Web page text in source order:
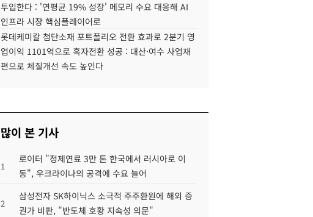
투입한다 : '연평균 19% 성장' 메모리 수요 대응해 AI
인프라 시장 핵심플레이어로
롯데케미칼 첨단소재 포트폴리오 전환 효과로 2분기 영
업이익 1101억으로 흑자전환 성공 : 대산·여수 사업재
편으로 체질개선 속도 높인다
많이 본 기사
1
로이터 "정제연료 3만 톤 한국에서 러시아로 이
동", 우크라이나의 공격에 수요 늘어
2
삼성전자 SK하이닉스 소극적 주주환원에 해외 증
권가 비판, "반도체 호황 지속성 의문"